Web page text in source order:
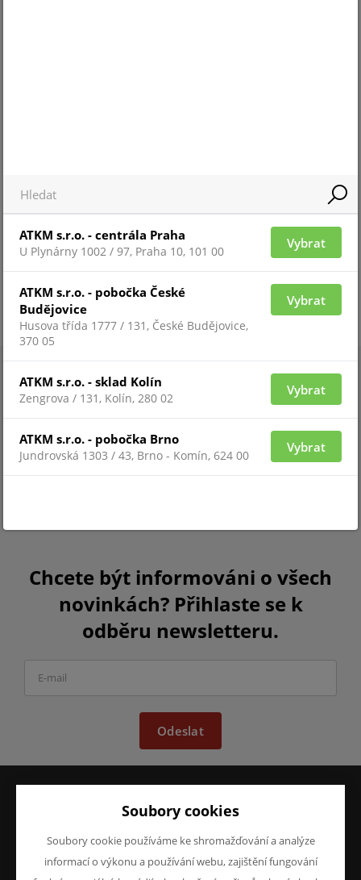
Chcete být informováni o všech
novinkách? Přihlaste se k
odběru newsletteru.
Odeslat
Obchodní podmínky
Reklamace
O FIRMĚ
O nás
Kontakty
Soubory cookies
Soubory cookie používáme ke shromažďování a analýze
informací o výkonu a používání webu, zajištění fungování
ATKM s.r.o. - centrála Praha
U Plynárny 1002 / 97, Praha 10, 101 00
Vybrat
ATKM s.r.o. - pobočka České
Budějovice
Husova třída 1777 / 131, České Budějovice,
370 05
Vybrat
ATKM s.r.o. - sklad Kolín
Zengrova / 131, Kolín, 280 02
Vybrat
ATKM s.r.o. - pobočka Brno
Jundrovská 1303 / 43, Brno - Komín, 624 00
Vybrat